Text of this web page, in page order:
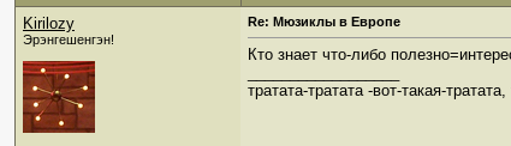
Kirilozy
Эрэнгешенгэн!
Re: Мюзиклы в Европе
Кто знает что-либо
тратата-тратата -вот-такая-